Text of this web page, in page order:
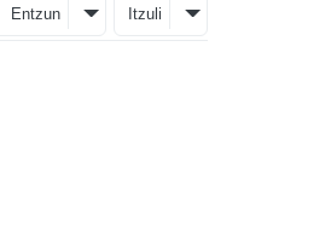
Entzun Itzuli